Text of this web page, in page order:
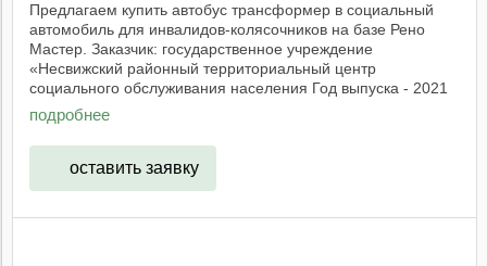
Предлагаем купить автобус трансформер в социальный
автомобиль для инвалидов-колясочников на базе Рено
Мастер. Заказчик: государственное учреждение
«Несвижский районный территориальный центр
социального обслуживания населения Год выпуска - 2021
год. ...
подробнее
оставить заявку